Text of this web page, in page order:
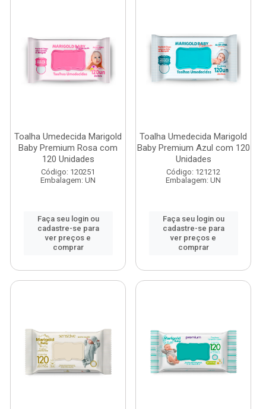
Toalha Umedecida Marigold
Baby Premium Rosa com
120 Unidades
Código: 120251
Embalagem: UN
Faça seu login ou
cadastre-se para
ver preços e
comprar
Toalha Umedecida Marigold
Baby Premium Azul com 120
Unidades
Código: 121212
Embalagem: UN
Faça seu login ou
cadastre-se para
ver preços e
comprar